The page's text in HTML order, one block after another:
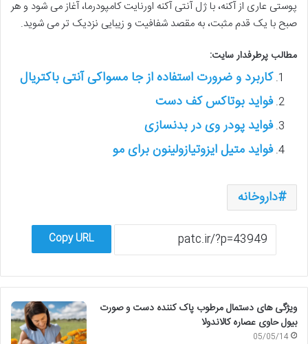
پوستی عاری از آکنه، با ژل آنتی آکنه اورنایت کامپودرما، آغاز می شود و هر
صبح با یک قدم مثبت، به مقصد شفافیت و زیبایی نزدیک تر می شوید.
مطالب پرطرفدار سایت:
کاربرد و ضرورت استفاده از جا مسواکی آنتی باکتریال
فواید بوتاکس کف دست
فواید پودر وی در بدنسازی
فواید متیل ایزوتیازولینون برای مو
داروخانه
Copy URL
ویژگی های دستمال مرطوب پاک کننده دست و صورت
بیول حاوی عصاره کالاندولا
05/05/14